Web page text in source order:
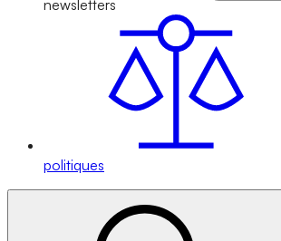
newsletters
politiques